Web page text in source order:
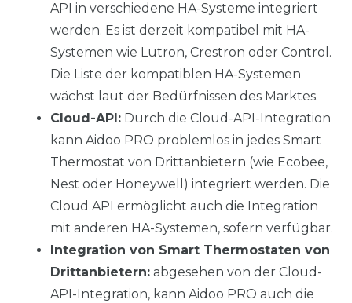
API in verschiedene HA-Systeme integriert
werden. Es ist derzeit kompatibel mit HA-
Systemen wie Lutron, Crestron oder Control.
Die Liste der kompatiblen HA-Systemen
wächst laut der Bedürfnissen des Marktes.
Cloud-API: Durch die Cloud-API-Integration
kann Aidoo PRO problemlos in jedes Smart
Thermostat von Drittanbietern (wie Ecobee,
Nest oder Honeywell) integriert werden. Die
Cloud API ermöglicht auch die Integration
mit anderen HA-Systemen, sofern verfügbar.
Integration von Smart Thermostaten von
Drittanbietern: abgesehen von der Cloud-
API-Integration, kann Aidoo PRO auch die